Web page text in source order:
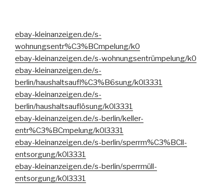
ebay-kleinanzeigen.de/s-
wohnungsentr%C3%BCmpelung/k0
ebay-kleinanzeigen.de/s-wohnungsentrümpelung/k0
ebay-kleinanzeigen.de/s-
berlin/haushaltsaufl%C3%B6sung/k0l3331
ebay-kleinanzeigen.de/s-
berlin/haushaltsauflösung/k0l3331
ebay-kleinanzeigen.de/s-berlin/keller-
entr%C3%BCmpelung/k0l3331
ebay-kleinanzeigen.de/s-berlin/sperrm%C3%BCll-
entsorgung/k0l3331
ebay-kleinanzeigen.de/s-berlin/sperrmüll-
entsorgung/k0l3331